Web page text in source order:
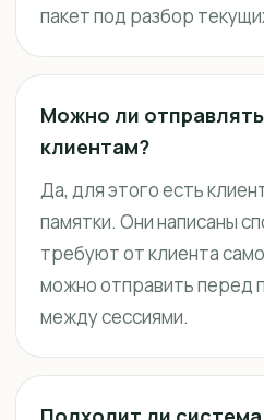
пакет под разбор
Можно ли
клиентам?
Да, для этого есть
памятки. Они написаны
требуют от клиента
можно отправить перед
между сессиями.